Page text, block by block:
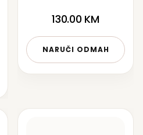
130.00 KM
NARUČI ODMAH